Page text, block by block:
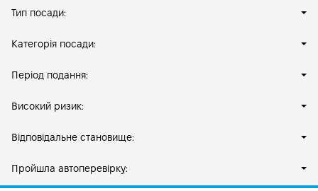
Тип посади:
Категорія посади:
Період подання:
Високий ризик:
Відповідальне становище:
Пройшла автоперевірку: